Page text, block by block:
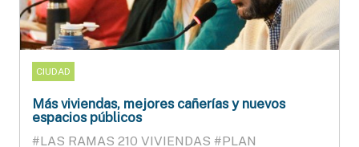
CIUDAD
Más viviendas, mejores cañerías y nuevos
espacios públicos
#LAS RAMAS 210 VIVIENDAS #PLAN